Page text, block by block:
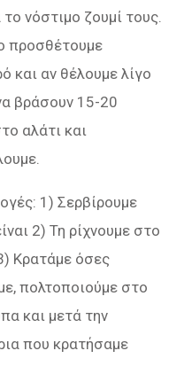
νόστιμο ζουμί τους.
προσθέτουμε
και αν θέλουμε λίγο
βράσουν 15-20
αλάτι και
1) Σερβίρουμε
2) Τη ρίχνουμε στο
Κρατάμε όσες
πολτοποιούμε στο
και μετά την
που κρατήσαμε